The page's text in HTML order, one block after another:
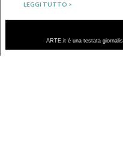
LEGGI TUTTO >
ARTE.it è una testata